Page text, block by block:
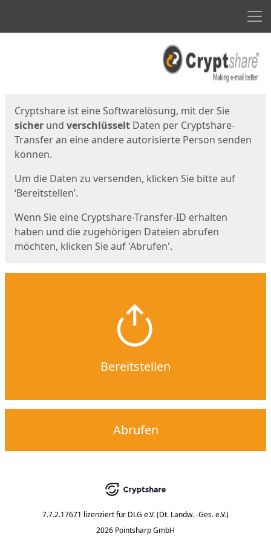
Cryptshare ist eine Softwarelösung, mit der Sie
sicher und verschlüsselt Daten per Cryptshare-
Transfer an eine andere autorisierte Person senden
können.
Um die Daten zu versenden, klicken Sie bitte auf
‘Bereitstellen’.
Wenn Sie eine Cryptshare-Transfer-ID erhalten
haben und die zugehörigen Dateien abrufen
möchten, klicken Sie auf 'Abrufen'.
Bereitstellen
Abrufen
7.7.2.17671 lizenziert für DLG e.V. (Dt. Landw. -Ges. e.V.)
2026 Pointsharp GmbH